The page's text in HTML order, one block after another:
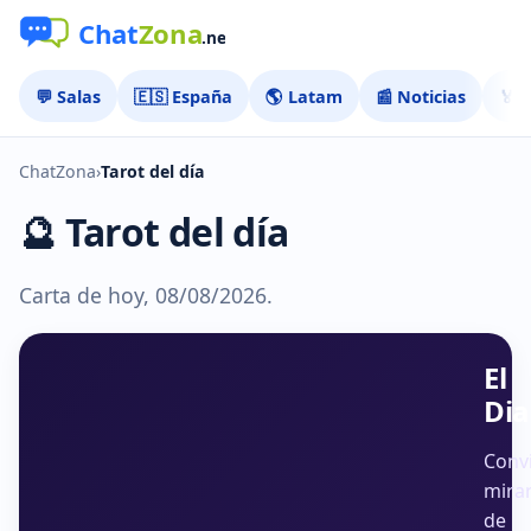
💬 Salas 🇪🇸 España 🌎 Latam 📰 Noticias 🏅
ChatZona›Tarot del día
🔮 Tarot del día
Carta de hoy, 08/08/2026.
El
de